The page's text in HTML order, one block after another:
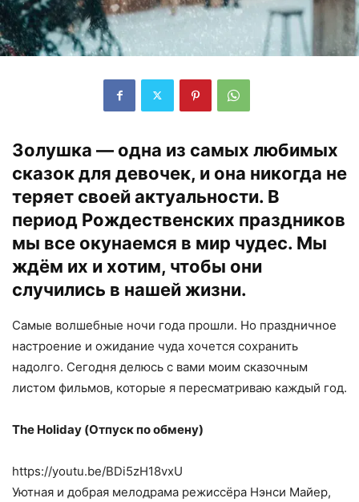
Золушка — одна из самых любимых
сказок для девочек, и она никогда не
теряет своей актуальности. В
период Рождественских праздников
мы все окунаемся в мир чудес. Мы
ждём их и хотим, чтобы они
случились в нашей жизни.
Самые волшебные ночи года прошли. Но праздничное
настроение и ожидание чуда хочется сохранить
надолго. Сегодня делюсь с вами моим сказочным
листом фильмов, которые я пересматриваю каждый год.
The Holiday (Отпуск по обмену)
https://youtu.be/BDi5zH18vxU
Уютная и добрая мелодрама режиссёра Нэнси Майер,